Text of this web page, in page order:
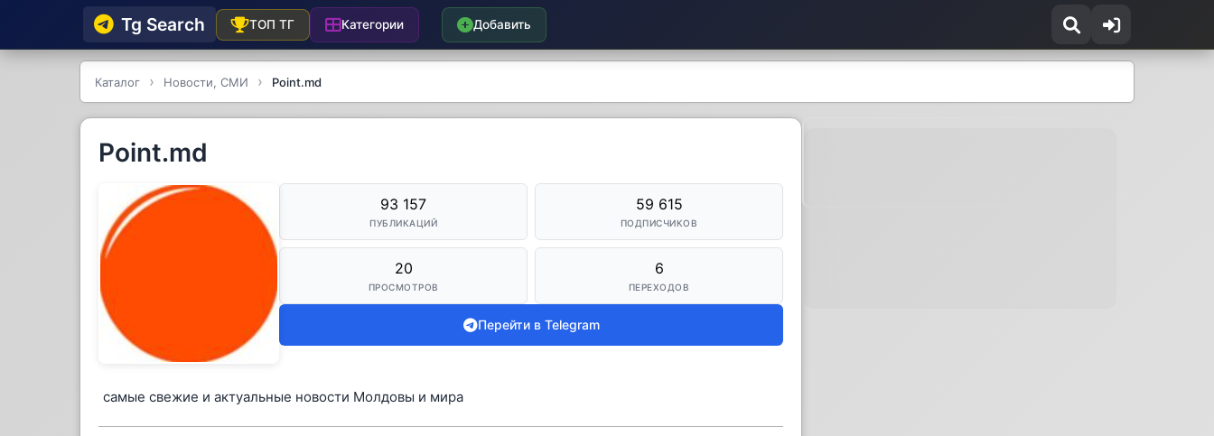
Tg Searсh ТОП ТГ Категории Добавить
Каталог Новости, СМИ Point.md
Point.md
93 157
ПУБЛИКАЦИЙ
59 615
ПОДПИСЧИКОВ
20
ПРОСМОТРОВ
6
ПЕРЕХОДОВ
Перейти в Telegram
cамые свежие и актуальные новости Молдовы и мира